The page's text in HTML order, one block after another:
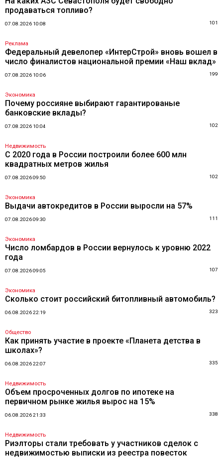
продаваться топливо?
07.08.2026 10:08 101
Реклама
Федеральный девелопер «ИнтерСтрой» вновь вошел в
число финалистов национальной премии «Наш вклад»
07.08.2026 10:06 199
Экономика
Почему россияне выбирают гарантированые
банковские вклады?
07.08.2026 10:04 102
Недвижимость
С 2020 года в России построили более 600 млн
квадратных метров жилья
07.08.2026 09:50 102
Экономика
Выдачи автокредитов в России выросли на 57%
07.08.2026 09:30 111
Экономика
Число ломбардов в России вернулось к уровню 2022
года
07.08.2026 09:05 107
Экономика
Сколько стоит российский битопливный автомобиль?
06.08.2026 22:19 323
Общество
Как принять участие в проекте «Планета детства в
школах»?
06.08.2026 22:07 335
Недвижимость
Объем просроченных долгов по ипотеке на
первичном рынке жилья вырос на 15%
06.08.2026 21:33 338
Недвижимость
Риэлторы стали требовать у участников сделок с
недвижимостью выписки из реестра повесток